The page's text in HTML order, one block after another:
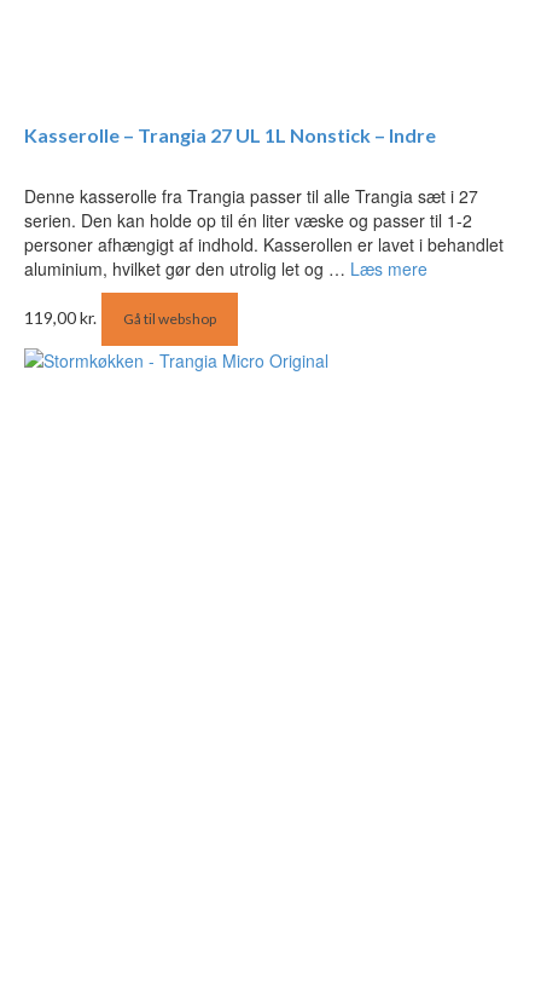
Kasserolle – Trangia 27 UL 1L Nonstick – Indre
Denne kasserolle fra Trangia passer til alle Trangia sæt i 27
serien. Den kan holde op til én liter væske og passer til 1-2
personer afhængigt af indhold. Kasserollen er lavet i behandlet
aluminium, hvilket gør den utrolig let og … Læs mere
119,00kr. Gå til webshop